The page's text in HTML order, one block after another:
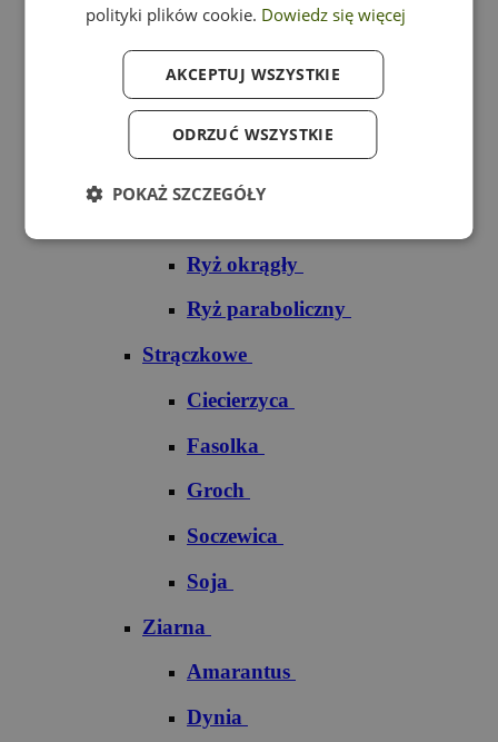
Ryż czerwony
Ryż do sushi
Ryż okrągły
Ryż paraboliczny
Strączkowe
Ciecierzyca
Fasolka
Groch
Soczewica
Soja
Ziarna
Amarantus
Dynia
polityki plików cookie. Dowiedz się więcej
AKCEPTUJ WSZYSTKIE
ODRZUĆ WSZYSTKIE
POKAŻ SZCZEGÓŁY